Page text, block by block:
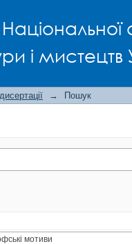
і мистецтв
→ Пошук